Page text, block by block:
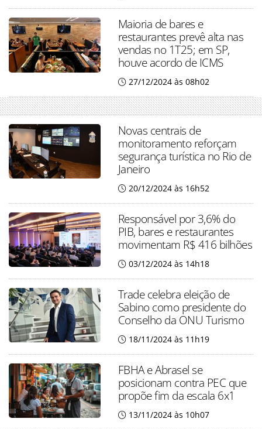
Maioria de bares e
restaurantes prevê alta nas
vendas no 1T25; em SP,
houve acordo de ICMS
27/12/2024 às 08h02
Novas centrais de
monitoramento reforçam
segurança turística no Rio de
Janeiro
20/12/2024 às 16h52
Responsável por 3,6% do
PIB, bares e restaurantes
movimentam R$ 416 bilhões
03/12/2024 às 14h18
Trade celebra eleição de
Sabino como presidente do
Conselho da ONU Turismo
18/11/2024 às 11h19
FBHA e Abrasel se
posicionam contra PEC que
propõe fim da escala 6x1
13/11/2024 às 10h07